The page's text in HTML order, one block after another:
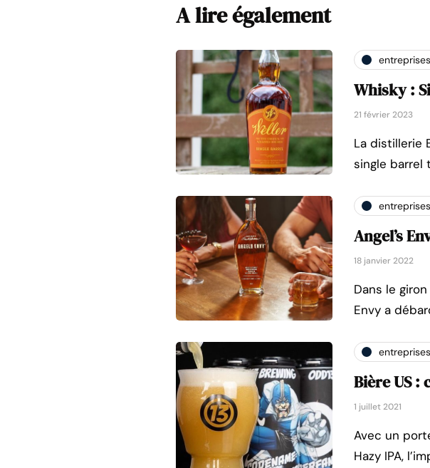
A lire également
entreprises
Whisky :
21 février 2023
La distillerie
single barrel
entreprises
Angel’s
18 janvier 2022
Dans le
Envy a
entreprises
Bière US :
1 juillet 2021
Avec un
Hazy IPA,